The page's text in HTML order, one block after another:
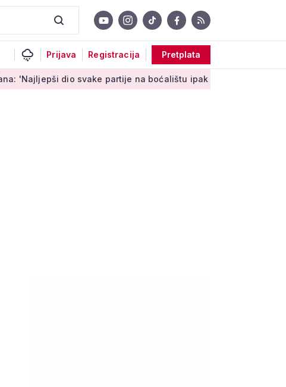
Prijava Registracija Pretplata
svake partije na boćalištu ipak su zajednički trenuci'